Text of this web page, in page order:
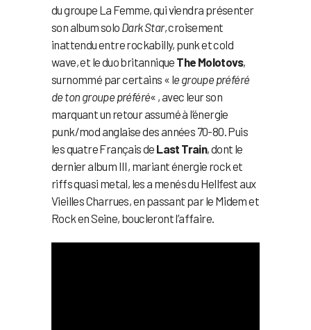
du groupe La Femme, qui viendra présenter
son album solo Dark Star, croisement
inattendu entre rockabilly, punk et cold
wave, et le duo britannique The Molotovs,
surnommé par certains « le groupe préféré
de ton groupe préféré« , avec leur son
marquant un retour assumé à l’énergie
punk/mod anglaise des années 70-80. Puis
les quatre Français de Last Train, dont le
dernier album III, mariant énergie rock et
riffs quasi metal, les a menés du Hellfest aux
Vieilles Charrues, en passant par le Midem et
Rock en Seine, boucleront l’affaire.